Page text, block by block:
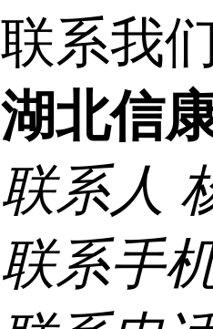
联系我们
湖北信
联系人
联系手